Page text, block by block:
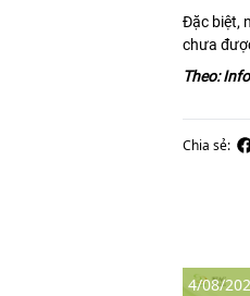
Đặc biệt,
chưa
Theo:
Chia sẻ:
4/08/